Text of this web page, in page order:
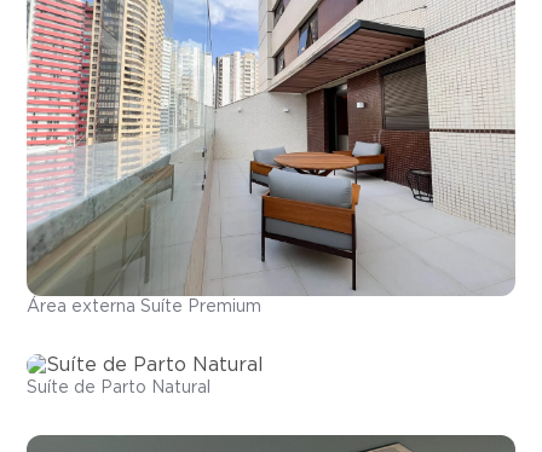
Área externa Suíte Premium
Suíte de Parto Natural